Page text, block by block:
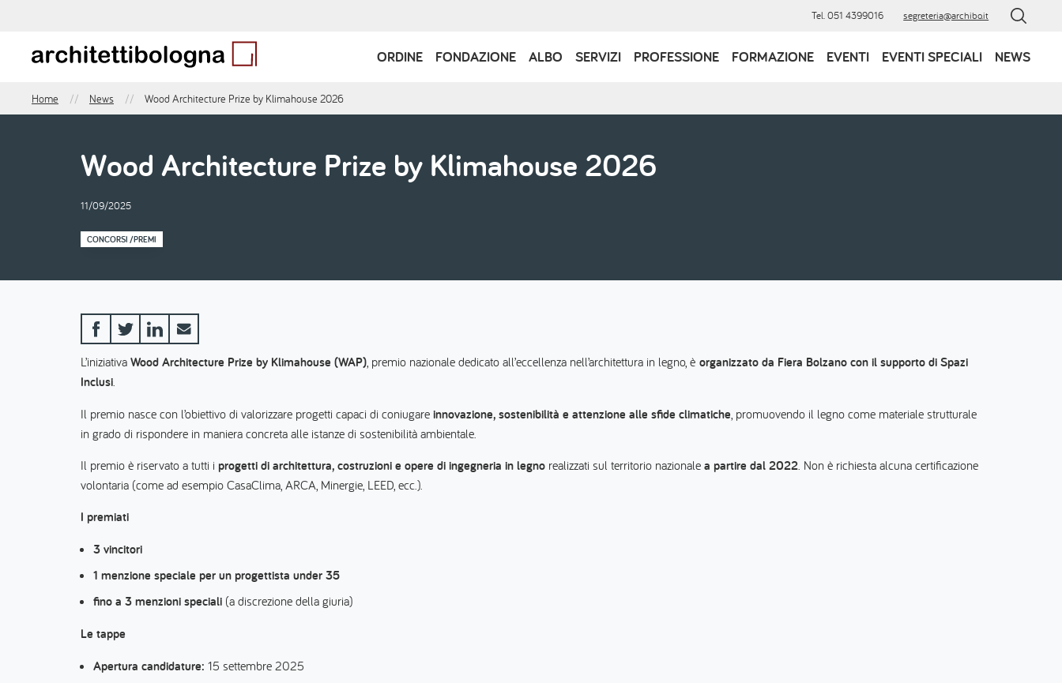
contenuto
principale
Tel. 051 4399016 segreteria@archibo.it
Navigazione
ORDINE FONDAZIONE ALBO SERVIZI PROFESSIONE FORMAZIONE EVENTI EVENTI SPECIALI NEWS
Briciole
Home News Wood Architecture Prize by Klimahouse 2026
Wood Architecture Prize by Klimahouse 2026
11/09/2025
CONCORSI /PREMI
L’iniziativa Wood Architecture Prize by Klimahouse (WAP), premio nazionale dedicato all’eccellenza nell’architettura in legno, è organizzato da Fiera Bolzano con il supporto di Spazi
Inclusi.
Il premio nasce con l’obiettivo di valorizzare progetti capaci di coniugare innovazione, sostenibilità e attenzione alle sfide climatiche, promuovendo il legno come materiale strutturale
in grado di rispondere in maniera concreta alle istanze di sostenibilità ambientale.
Il premio è riservato a tutti i progetti di architettura, costruzioni e opere di ingegneria in legno realizzati sul territorio nazionale a partire dal 2022. Non è richiesta alcuna certificazione
volontaria (come ad esempio CasaClima, ARCA, Minergie, LEED, ecc.).
I premiati
3 vincitori
1 menzione speciale per un progettista under 35
fino a 3 menzioni speciali (a discrezione della giuria)
Le tappe
Apertura candidature: 15 settembre 2025